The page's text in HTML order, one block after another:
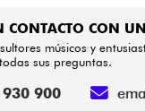
CONTACTO CON
músicos y
sus preguntas.
900